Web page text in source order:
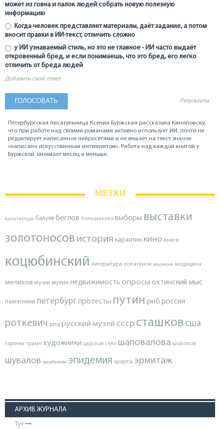
может из говна и палок людей собрать новую полезную
информацию
Когда человек представляет материалы, даёт задание, а потом
вносит правки в ИИ-текст, отличить сложно
у ИИ узнаваемый стиль, но это не главное - ИИ часто выдаёт
откровенный бред, и если понимаешь, что это бред, его легко
отличить от бреда людей
Добавить свой ответ
Результаты
Петербургская писательница Ксения Буржская рассказала Кинопоиску,
что при работе над своими романами активно использует ИИ, почти не
редактирует написанное нейросетями и не вешает на текст значок
«написано искусственным интеллектом». Работа над каждой книгой у
Буржской занимает месяц и меньше.
МЕТКИ
архитектура балуев беглов большакова выборы выставки
золотоносов история карантин кино книги
коцюбинский литература лопатенок маркина медицина
мелихов музеи мухин недвижимость опросы охтинский мыс
памятники петербургпротесты путин рнброссия
роткевич рпц русский музей ссср сташков сша
тороева трамп художники царское село шаповалова шолохов
шувалов щербакова эпидемия эрарта эрмитаж
АРХИВ ЖУРНАЛА
Тут